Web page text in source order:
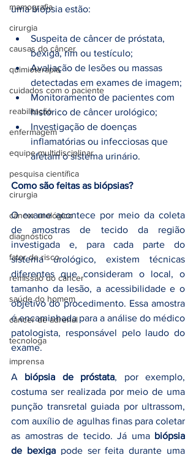
mamografia
cirurgia
causas do câncer
quimioterapia
cuidados com o paciente
reabilitação
enfermagem
equipe multidisciplinar
pesquisa científica
cirurgia
câncer urológico
diagnóstico
fator de risco
remissão do câncer
saúde do homem
câncer de adrenal
tecnologa
imprensa
uma biópsia estão:
Suspeita de câncer de próstata,
bexiga, rim ou testículo;
Avaliação de lesões ou massas
detectadas em exames de imagem;
Monitoramento de pacientes com
histórico de câncer urológico;
Investigação de doenças
inflamatórias ou infecciosas que
afetam o sistema urinário.
Como são feitas as biópsias?
O exame acontece por meio da coleta
de amostras de tecido da região
investigada e, para cada parte do
sistema urológico, existem técnicas
diferentes que consideram o local, o
tamanho da lesão, a acessibilidade e o
objetivo do procedimento. Essa amostra
é encaminhada para a análise do médico
patologista, responsável pelo laudo do
exame.
A biópsia de próstata, por exemplo,
costuma ser realizada por meio de uma
punção transretal guiada por ultrassom,
com auxílio de agulhas finas para coletar
as amostras de tecido. Já uma biópsia
de bexiga pode ser feita durante uma